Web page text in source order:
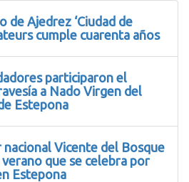
de Ajedrez ‘Ciudad de
cumple cuarenta años
participaron el
a Nado Virgen del
Estepona
nacional Vicente del Bosque
que se celebra por
Estepona